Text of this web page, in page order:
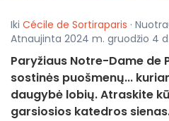
Iki Cécile de Sortiraparis ·
Atnaujinta 2024 m. gruodžio 4
Paryžiaus Notre-Dame de
sostinės puošmenų...
daugybė lobių. Atraskite
garsiosios katedros